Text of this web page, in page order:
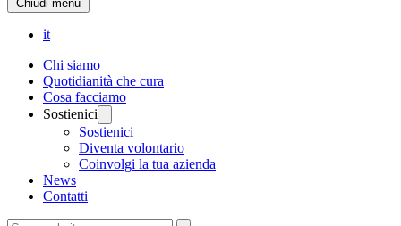
Chiudi menu
it
Chi siamo
Quotidianità che cura
Cosa facciamo
Sostienici
Sostienici
Diventa volontario
Coinvolgi la tua azienda
News
Contatti